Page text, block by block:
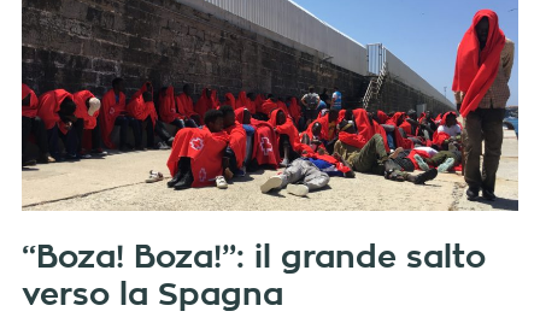
“Boza! Boza!”: il grande salto
verso la Spagna